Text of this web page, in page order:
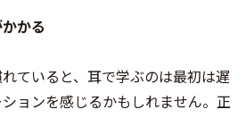
かる
ていると、耳で学ぶのは最初は遅
ョンを感じるかもしれません。正